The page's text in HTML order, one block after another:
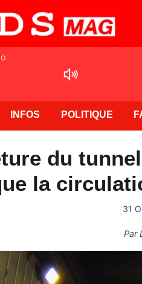
INFOS POLITIQUE
du
la
31
Par